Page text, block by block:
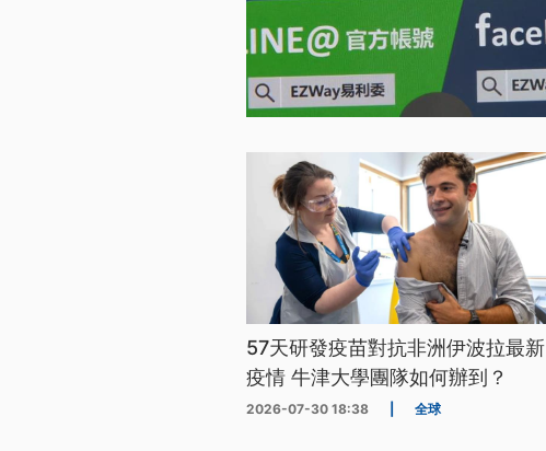
57天研發疫苗對抗非洲伊波拉最新
疫情 牛津大學團隊如何辦到？
2026-07-30 18:38 全球